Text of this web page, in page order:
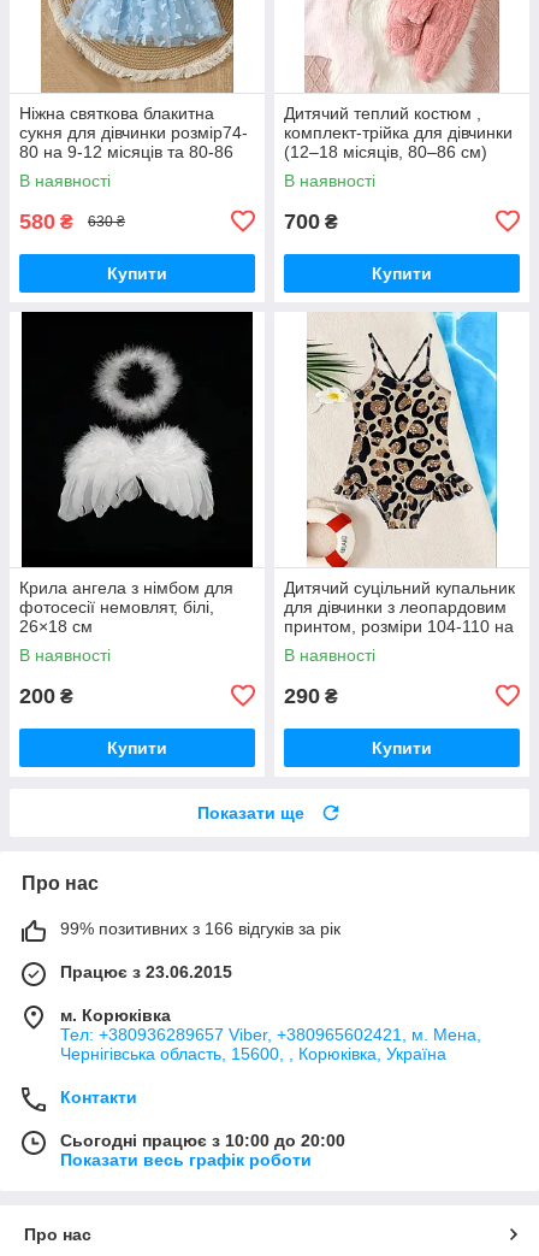
Ніжна святкова блакитна
сукня для дівчинки розмір74-
80 на 9-12 місяців та 80-86
на 12-18 місяців
В наявності
580 ₴ 630 ₴
Купити
Дитячий теплий костюм ,
комплект-трійка для дівчинки
(12–18 місяців, 80–86 см)
В наявності
700 ₴
Купити
Крила ангела з німбом для
фотосесії немовлят, білі,
26×18 см
В наявності
200 ₴
Купити
Дитячий суцільний купальник
для дівчинки з леопардовим
принтом, розміри 104-110 на
4-5років та 110-116 на 5-6
років
В наявності
290 ₴
Купити
Показати ще
Про нас
99% позитивних з 166 відгуків за рік
Працює з 23.06.2015
м. Корюківка
Тел: +380936289657 Viber, +380965602421, м. Мена,
Чернігівська область, 15600, , Корюківка, Україна
Контакти
Сьогодні працює з 10:00 до 20:00
Показати весь графік роботи
Про нас